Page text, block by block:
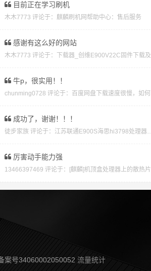
目前正在学习刷机
木木7773 评论于： 麒麟刷机网帮助中心：售后服务
感谢有这么好的网站
木木7773 评论于： 下载器_创维E900V22C固件下载及版本说明指引_看好在下载避免刷成砖
牛p，很实用！！
chunming0728 评论于： 百度网盘下载速度很慢，如何才能不开vip会员就能享受高速下载的教程
成功了，谢谢！！！
徒步家族 评论于： 江苏联通E900S海思hi3798处理器强刷安卓系统教程
厉害动手能力强
13466397469 评论于： [麒麟]机顶盒处理器上的散热片取下教程及复原教程
案号34060002050052 流量统计